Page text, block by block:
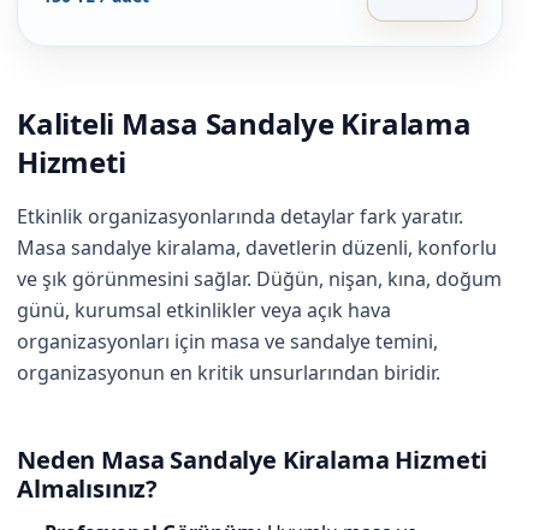
Kaliteli Masa Sandalye Kiralama
Hizmeti
Etkinlik organizasyonlarında detaylar fark yaratır.
Masa sandalye kiralama, davetlerin düzenli, konforlu
ve şık görünmesini sağlar. Düğün, nişan, kına, doğum
günü, kurumsal etkinlikler veya açık hava
organizasyonları için masa ve sandalye temini,
organizasyonun en kritik unsurlarından biridir.
Neden Masa Sandalye Kiralama Hizmeti
Almalısınız?